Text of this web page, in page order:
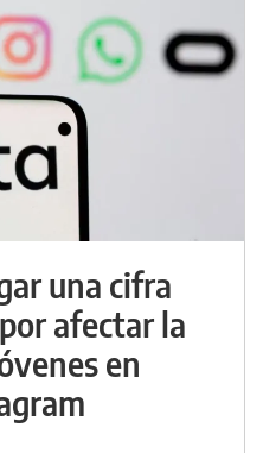
una cifra
afectar la
en